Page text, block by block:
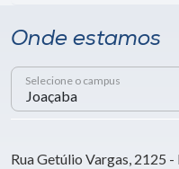
Onde estamos
Selecione o campus
Rua Getúlio Vargas, 2125